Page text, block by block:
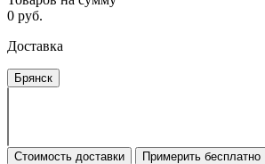
0 руб.
Доставка
Брянск
Стоимость доставки Примерить бесплатно